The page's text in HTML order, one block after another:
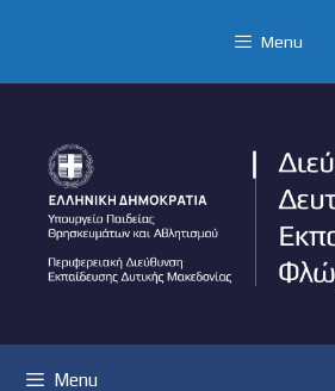
Menu
Menu